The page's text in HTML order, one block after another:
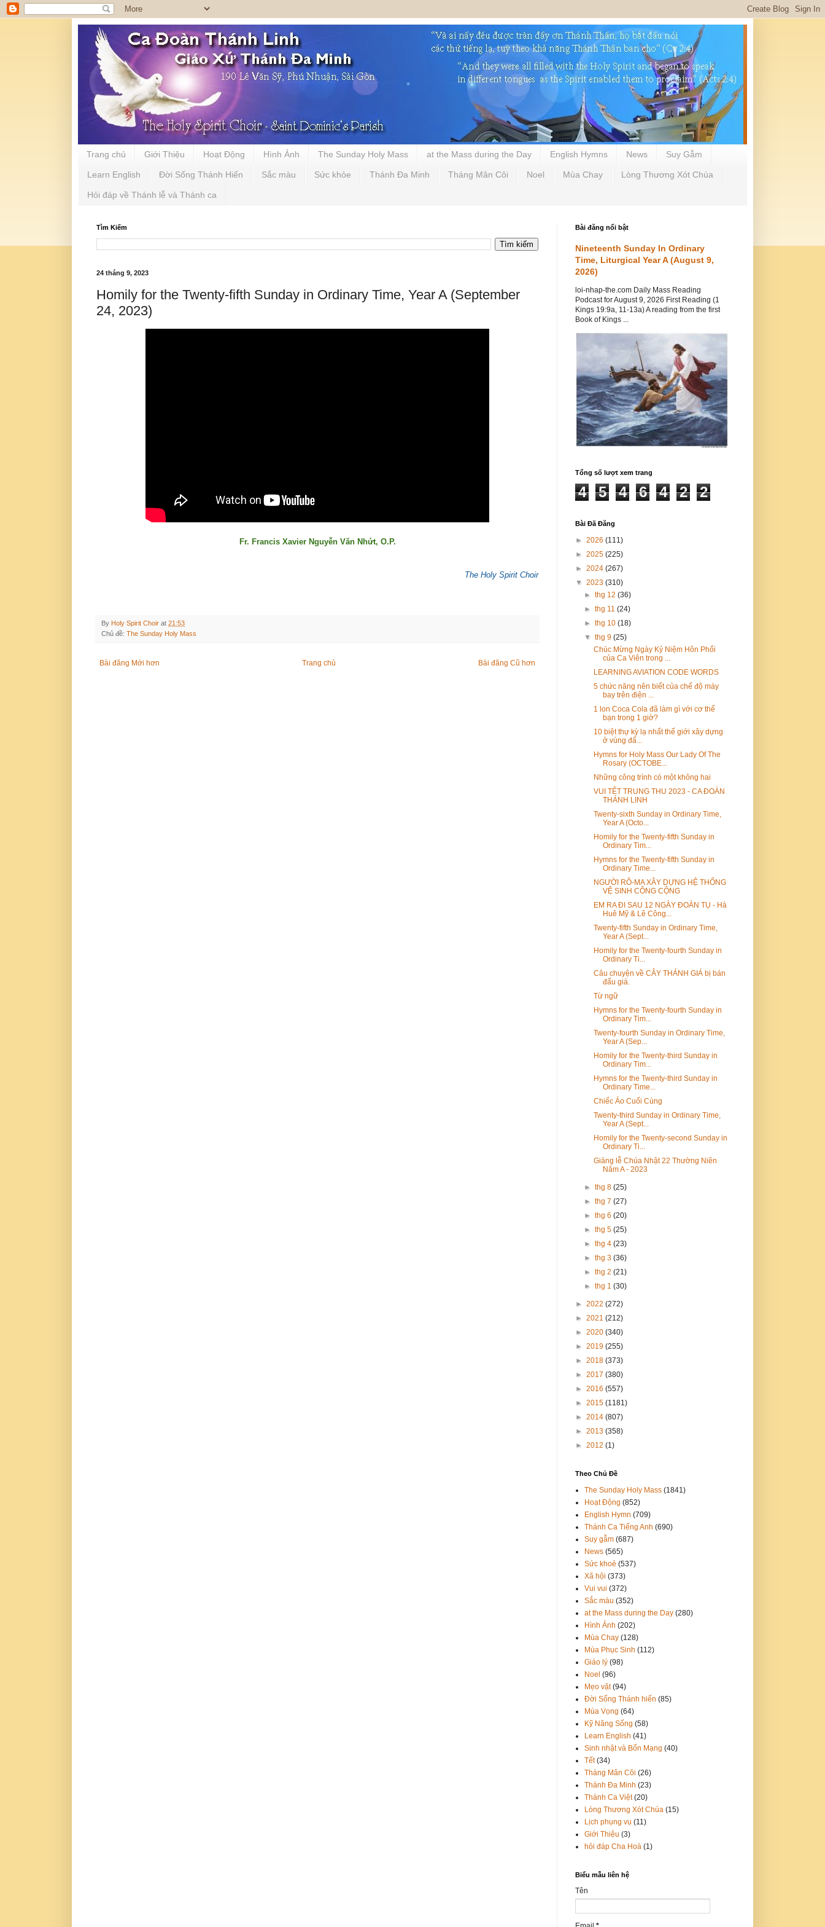
Trang chủ Giới Thiệu Hoạt Động Hình Ảnh The Sunday Holy Mass at the Mass during the Day English Hymns News Suy Gẫm
Learn English Đời Sống Thánh Hiến Sắc màu Sức khỏe Thánh Đa Minh Tháng Mân Côi Noel Mùa Chay Lòng Thương Xót Chúa
Hỏi đáp về Thánh lễ và Thánh ca
Tìm Kiếm
24 tháng 9, 2023
Homily for the Twenty-fifth Sunday in Ordinary Time, Year A (September
24, 2023)
Fr. Francis Xavier Nguyễn Văn Nhứt, O.P.
The Holy Spirit Choir
By Holy Spirit Choir at 21:53
Chủ đề: The Sunday Holy Mass
Bài đăng Mới hơn Bài đăng Cũ hơn
Trang chủ
Bài đăng nổi bật
Nineteenth Sunday In Ordinary
Time, Liturgical Year A (August 9,
2026)
loi-nhap-the.com Daily Mass Reading
Podcast for August 9, 2026 First Reading (1
Kings 19:9a, 11-13a) A reading from the first
Book of Kings ...
Tổng số lượt xem trang
4 5 4 6 4 2 2
Bài Đã Đăng
► 2026 (111)
► 2025 (225)
► 2024 (267)
▼ 2023 (310)
►thg 12(36)
►thg 11(24)
►thg 10(18)
▼thg 9(25)
Chúc Mừng Ngày Kỷ Niệm Hôn Phối
của Ca Viên trong ...
LEARNING AVIATION CODE WORDS
5 chức năng nên biết của chế độ máy
bay trên điện ...
1 lon Coca Cola đã làm gì với cơ thể
bạn trong 1 giờ?
10 biệt thự kỳ lạ nhất thế giới xây dựng
ở vùng đấ...
Hymns for Holy Mass Our Lady Of The
Rosary (OCTOBE...
Những công trình có một không hai
VUI TẾT TRUNG THU 2023 - CA ĐOÀN
THÁNH LINH
Twenty-sixth Sunday in Ordinary Time,
Year A (Octo...
Homily for the Twenty-fifth Sunday in
Ordinary Tim...
Hymns for the Twenty-fifth Sunday in
Ordinary Time...
NGƯỜI RÔ-MA XÂY DỰNG HỆ THỐNG
VỆ SINH CÔNG CỘNG
EM RA ĐI SAU 12 NGÀY ĐOÀN TỤ - Hà
Huê Mỹ & Lê Công...
Twenty-fifth Sunday in Ordinary Time,
Year A (Sept...
Homily for the Twenty-fourth Sunday in
Ordinary Ti...
Câu chuyện về CÂY THÁNH GIÁ bị bán
đấu giá.
Từ ngữ
Hymns for the Twenty-fourth Sunday in
Ordinary Tim...
Twenty-fourth Sunday in Ordinary Time,
Year A (Sep...
Homily for the Twenty-third Sunday in
Ordinary Tim...
Hymns for the Twenty-third Sunday in
Ordinary Time...
Chiếc Áo Cuối Cùng
Twenty-third Sunday in Ordinary Time,
Year A (Sept...
Homily for the Twenty-second Sunday in
Ordinary Ti...
Giảng lễ Chúa Nhật 22 Thường Niên
Năm A - 2023
►thg 8(25)
►thg 7(27)
►thg 6(20)
►thg 5(25)
►thg 4(23)
►thg 3(36)
►thg 2(21)
►thg 1(30)
► 2022 (272)
► 2021 (212)
► 2020 (340)
► 2019 (255)
► 2018 (373)
► 2017 (380)
► 2016 (557)
► 2015 (1181)
► 2014 (807)
► 2013 (358)
► 2012 (1)
Theo Chủ Đề
The Sunday Holy Mass (1841)
Hoạt Động (852)
English Hymn (709)
Thánh Ca Tiếng Anh (690)
Suy gẫm (687)
News (565)
Sức khoẻ (537)
Xã hội (373)
Vui vui (372)
Sắc màu (352)
at the Mass during the Day (280)
Hình Ảnh (202)
Mùa Chay (128)
Mùa Phục Sinh (112)
Giáo lý (98)
Noel (96)
Mẹo vặt (94)
Đời Sống Thánh hiến (85)
Mùa Vọng (64)
Kỹ Năng Sống (58)
Learn English (41)
Sinh nhật và Bổn Mạng (40)
Tết (34)
Tháng Mân Côi (26)
Thánh Đa Minh (23)
Thánh Ca Việt (20)
Lòng Thương Xót Chúa (15)
Lịch phụng vụ (11)
Giới Thiệu (3)
hỏi đáp Cha Hoà (1)
Biểu mẫu liên hệ
Tên